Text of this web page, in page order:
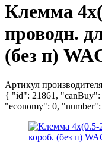
Клемма
проводн.
(без п)
Артикул производителя
{ "id": 21861,
"economy": 0,